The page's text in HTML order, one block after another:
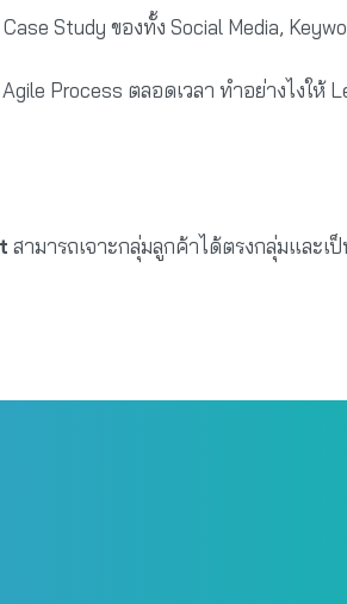
Study ของทั้ง Social Media,
Process ตลอดเวลา ทำอย่างไงใ
สามารถเจาะกลุ่มลูกค้าได้ตรงกลุ่มและเ